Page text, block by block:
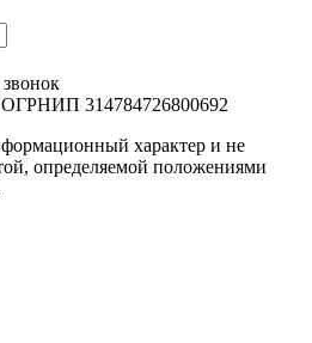
звонок
314784726800692
характер и не
определяемой положениями